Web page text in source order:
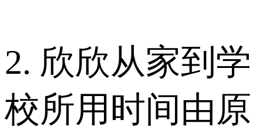
2. 欣欣从家到学
校所用时间由原